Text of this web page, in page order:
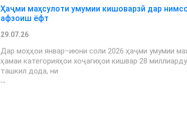
Ҳаҷми маҳсулоти умумии кишоварзӣ дар
афзоиш ёфт
29.07.26
Дар моҳҳои январ–июни соли 2026 ҳаҷми умумии
ҳамаи категорияҳои хоҷагиҳои кишвар 28
ташкил дода, ни
…